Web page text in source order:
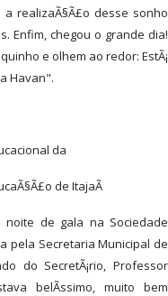
realizaÃ§Ã£o desse sonho
Enfim, chegou o grande dia!
e olhem ao redor: EstÃ¡
Havan".
da
de ItajaÃ­
de gala na Sociedade
pela Secretaria Municipal de
do SecretÃ¡rio, Professor
belÃ­ssimo, muito bem